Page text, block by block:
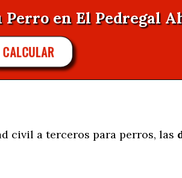
en El Pedregal
CALCULAR
civil a terceros para perros, las